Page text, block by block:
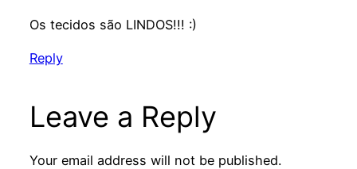
Os tecidos são LINDOS!!! :)
Reply
Leave a Reply
Your email address will not be published.